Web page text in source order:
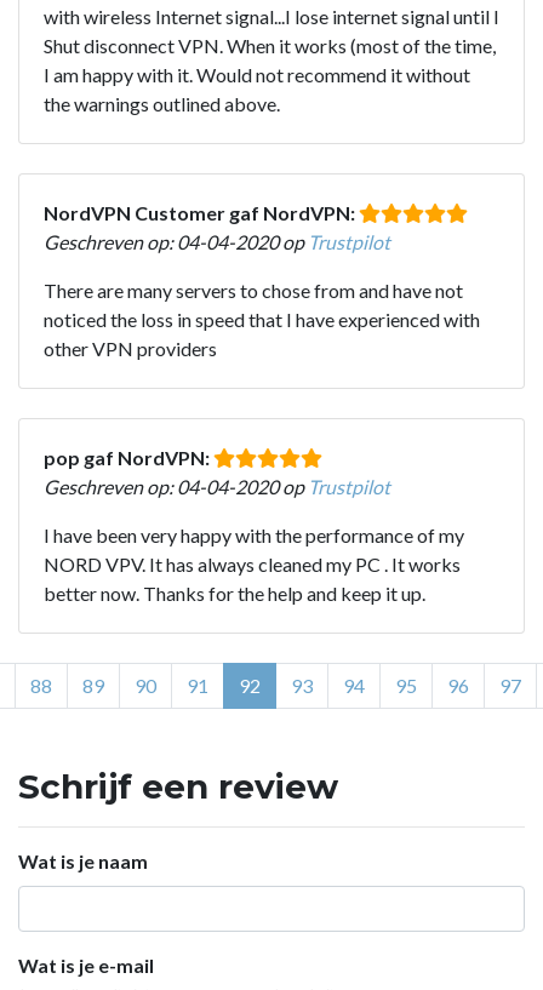
with wireless Internet signal...I lose internet signal until I
Shut disconnect VPN. When it works (most of the time,
I am happy with it. Would not recommend it without
the warnings outlined above.
NordVPN Customer gaf NordVPN:
Geschreven op: 04-04-2020 op Trustpilot
There are many servers to chose from and have not
noticed the loss in speed that I have experienced with
other VPN providers
pop gaf NordVPN:
Geschreven op: 04-04-2020 op Trustpilot
I have been very happy with the performance of my
NORD VPV. It has always cleaned my PC . It works
better now. Thanks for the help and keep it up.
88 89 90 91 92 93 94 95 96 97
Schrijf een review
Wat is je naam
Wat is je e-mail